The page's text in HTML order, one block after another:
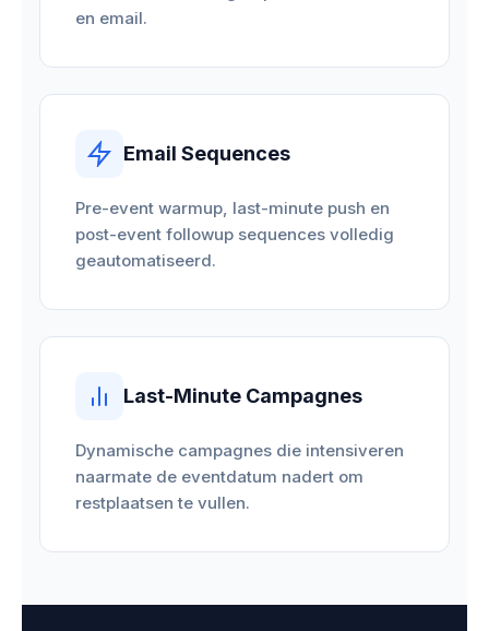
en email.
Email Sequences
Pre-event warmup, last-minute push en
post-event followup sequences volledig
geautomatiseerd.
Last-Minute Campagnes
Dynamische campagnes die intensiveren
naarmate de eventdatum nadert om
restplaatsen te vullen.